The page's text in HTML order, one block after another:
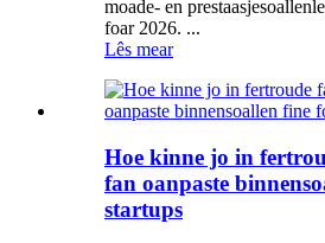
moade- en
foar 2026. ...
Lês mear
Hoe kinne jo in
fan oanpaste
startups